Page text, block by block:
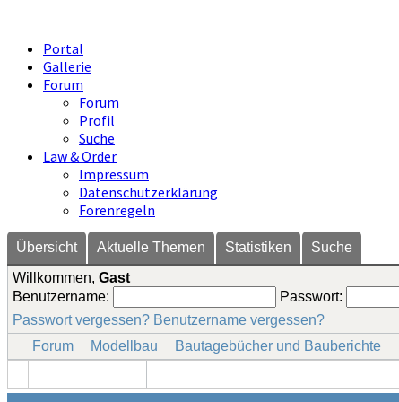
Portal
Gallerie
Forum
Forum
Profil
Suche
Law & Order
Impressum
Datenschutzerklärung
Forenregeln
Übersicht Aktuelle Themen Statistiken
Suche
Willkommen, Gast
Benutzername:
Passwort:
Passwort vergessen? Benutzername vergessen?
Forum
Modellbau Bautagebücher und Bauberichte